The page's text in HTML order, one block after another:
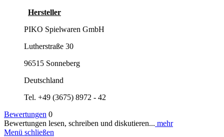
Hersteller
PIKO Spielwaren GmbH
Lutherstraße 30
96515 Sonneberg
Deutschland
Tel. +49 (3675) 8972 - 42
Bewertungen 0
Bewertungen lesen, schreiben und diskutieren... mehr
Menü schließen